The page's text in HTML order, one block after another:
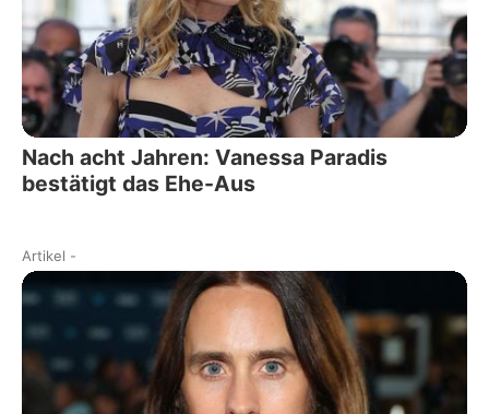
Nach acht Jahren: Vanessa Paradis
bestätigt das Ehe-Aus
Artikel -